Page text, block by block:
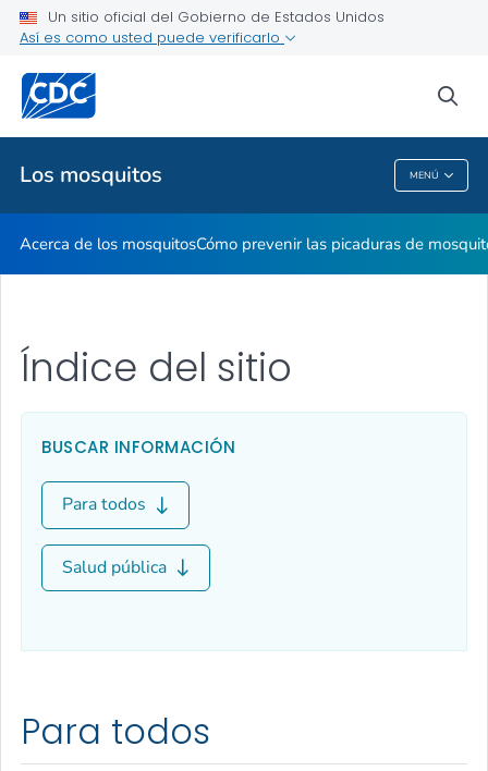
Un sitio oficial del Gobierno de Estados Unidos
Así es como usted puede verificarlo
Los mosquitos MENÚ
Temas relacionados
Los Mosquitos
Acerca de los mosquitosCómo prevenir las picaduras de
Índice del sitio
BUSCAR INFORMACIÓN
Para todos
Salud pública
Para todos